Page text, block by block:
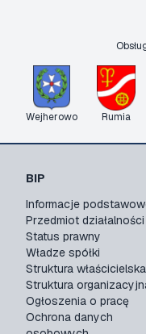
Wejherowo Rumia
BIP
Informacje
Przedmiot działalności
Status prawny
Władze spółki
Struktura właścicielska
Struktura
Ogłoszenia o pracę
Ochrona danych